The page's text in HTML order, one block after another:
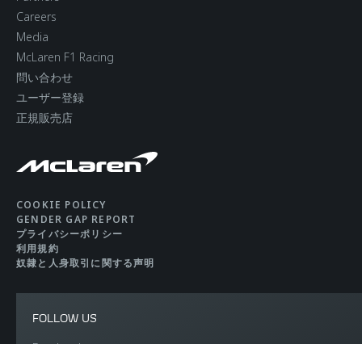
Careers
Media
McLaren F1 Racing
問い合わせ
ユーザー登録
正規販売店
COOKIE POLICY
GENDER GAP REPORT
プライバシーポリシー
利用規約
奴隷と人身取引に関する声明
FOLLOW US